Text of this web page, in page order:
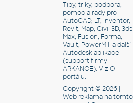
Tipy, triky, podpora,
pomoc a rady pro
AutoCAD, LT, Inventor,
Revit, Map, Civil 3D, 3ds
Max, Fusion, Forma,
Vault, PowerMill a další
Autodesk aplikace
(support firmy
ARKANCE). VizO
portálu.
Copyright © 2026 |
Web reklama na tomto